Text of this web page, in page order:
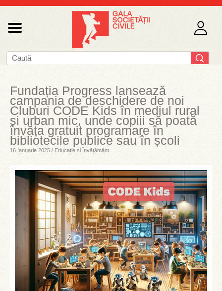
Fundația Progress lansează
campania de deschidere de noi
Cluburi CODE Kids în mediul rural
și urban mic, unde copiii să poată
învăța gratuit programare în
bibliotecile publice sau în școli
16 Ianuarie 2025 / Educație și Învățământ